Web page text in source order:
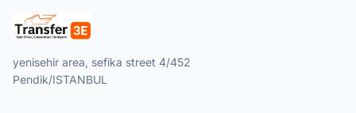
yenisehir area, sefika street 4/452
Pendik/ISTANBUL